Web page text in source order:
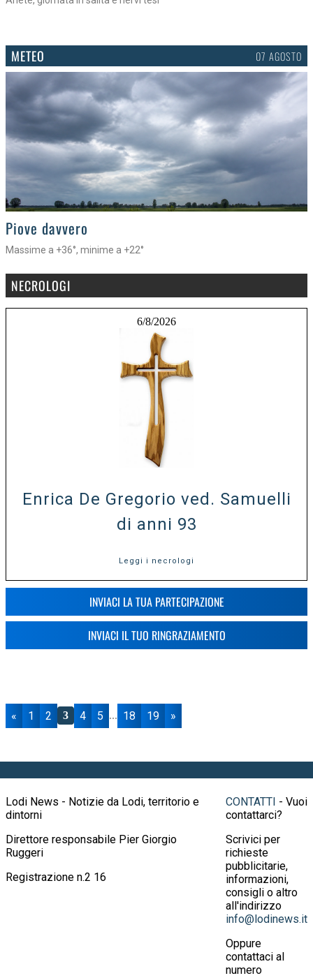
METEO 07 AGOSTO
>
Piove davvero
Massime a +36°, minime a +22°
NECROLOGI
6/8/2026
Enrica De Gregorio ved. Samuelli
di anni 93
Leggi i necrologi
INVIACI LA TUA PARTECIPAZIONE
INVIACI IL TUO RINGRAZIAMENTO
« 1 2 3 4 5 ... 18 19 »
Lodi News - Notizie da Lodi, territorio e
dintorni
Direttore responsabile Pier Giorgio
Ruggeri
Registrazione n.2 16
CONTATTI - Vuoi
contattarci?
Scrivici per
richieste
pubblicitarie,
informazioni,
consigli o altro
all'indirizzo
info@lodinews.it
Oppure
contattaci al
numero